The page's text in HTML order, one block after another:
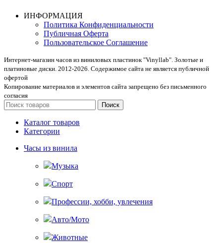
ИНФОРМАЦИЯ
Политика Конфиденциальности
Публичная Оферта
Пользовательское Соглашение
Интернет-магазин часов из виниловых пластинок "Vinyllab". Золотые и
платиновые диски. 2012-2026. Содержимое сайта не является публичной
офертой
Копирование материалов и элементов сайта запрещено без письменного
согласия
Поиск
Каталог товаров
Категории
Часы из винила
Музыка
Спорт
Профессии, хобби, увлечения
Авто/Мото
Животные